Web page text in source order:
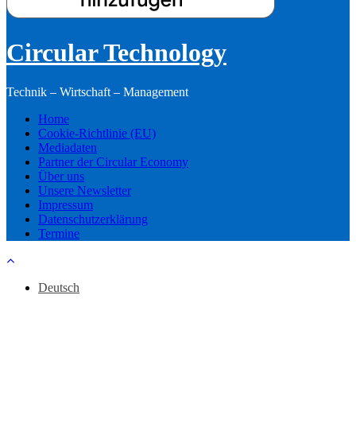
Circular Technology
Technik – Wirtschaft – Management
Home
Cookie-Richtlinie (EU)
Mediadaten
Partner der Circular Economy
Über uns
Unsere Newsletter
Impressum
Datenschutzerklärung
Termine
Deutsch